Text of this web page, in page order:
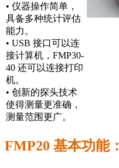
• 仪器操作简单，
具备多种统计评估
能力。
• USB 接口可以连
接计算机，FMP30-
40 还可以连接打印
机。
• 创新的探头技术
使得测量更准确，
测量范围更广。
FMP20 基本功能：